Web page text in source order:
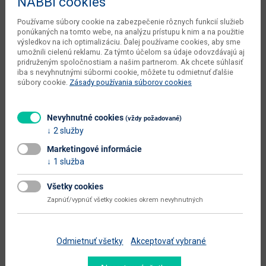
dodávateľa
0.084 m3
váha s obalom dodávateľa 39 kg
počet balíkov dodávateľa 2 ks
dodáva sa v demonte
údržba
hlavná farba dub
craft tobaco / craft zlatý
hlavný materiál aglomerovaný materiál
Používame súbory cookie na zabezpečenie rôznych funkcií služieb
ponúkaných na tomto webe, na analýzu prístupu k nim a na použitie
výsledkov na ich optimalizáciu. Ďalej používame cookies, aby sme
umožnili cielenú reklamu. Za týmto účelom sa údaje odovzdávajú aj
pridruženým spoločnostiam a našim partnerom. Ak chcete súhlasiť
iba s nevyhnutnými súbormi cookie, môžete tu odmietnuť ďalšie
súbory cookie. Zásady používania súborov cookies
Nevyhnutné cookies (vždy požadované)
2 služby
Marketingové informácie
1 služba
Všetky cookies
Zapnúť/vypnúť všetky cookies okrem nevyhnutných
Odmietnuť všetky Akceptovať vybrané